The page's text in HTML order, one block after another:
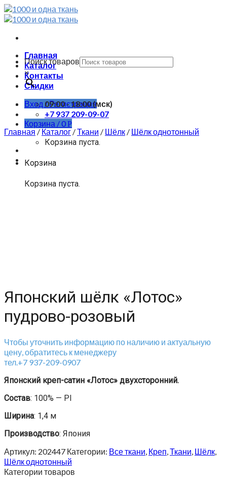
Skip
to
Главная
Каталог
Контакты
Скидки
Вход / Регистрация
Корзина /0Р
Корзина пуста.
Корзина
Корзина пуста.
Поиск товаров
×
09:00 - 18:00 (мск)
+7 937 209-09-07
Главная/Каталог /Ткани / Шёлк / Шёлк однотонный
Японский шёлк «Лотос»
пудрово-розовый
Чтобы уточнить информацию по наличию и актуальную
цену, обратитесь к менеджеру
тел.+7 937-209-0907
Японский креп-сатин «Лотос» двухсторонний.
Состав: 100% — Pl
Ширина: 1,4 м
Производство: Япония
Артикул: 202447 Категории: Все ткани, Креп,Ткани, Шёлк,
Шёлк однотонный
Категории товаров